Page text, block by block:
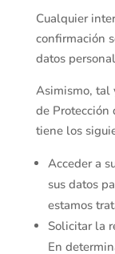
Cualquier
confirmación
datos
Asimismo, tal
de Protección
tiene los
Acceder a
sus datos
estamos
Solicitar la
En